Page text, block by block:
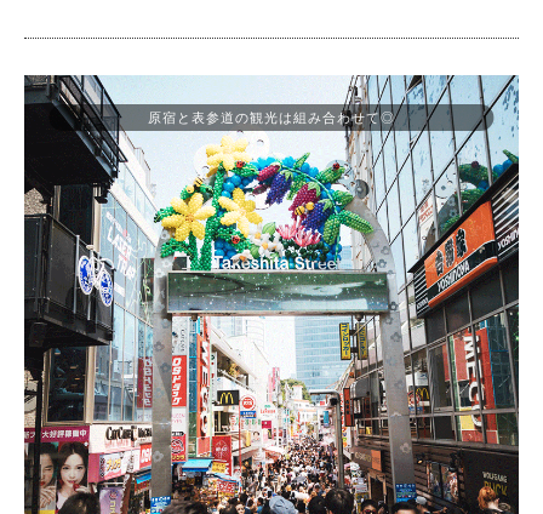
原宿と表参道の観光は組み合わせて◎